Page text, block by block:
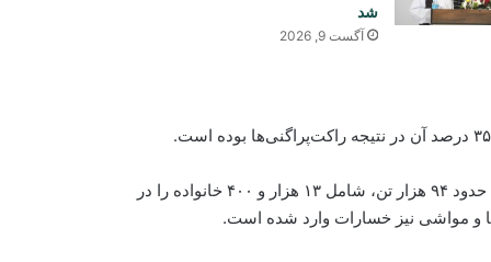
شد
آگست 9, 2026
این نهاد همچنین گفته است که درگیری‌ها میان افغانستان و پاکستان حدود ۹۴ هزار تن، شامل ۱۳ هزار و ۴۰۰ خانواده را در
و مواشی نیز خسارات وارد شده است.